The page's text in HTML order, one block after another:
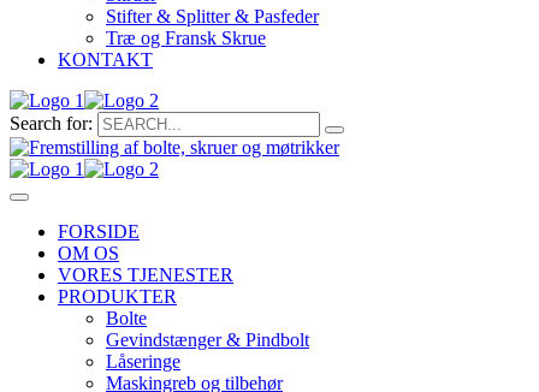
Stifter & Splitter & Pasfeder
Træ og Fransk Skrue
KONTAKT
Search for:
FORSIDE
OM OS
VORES TJENESTER
PRODUKTER
Bolte
Gevindstænger & Pindbolt
Låseringe
Maskingreb og tilbehør